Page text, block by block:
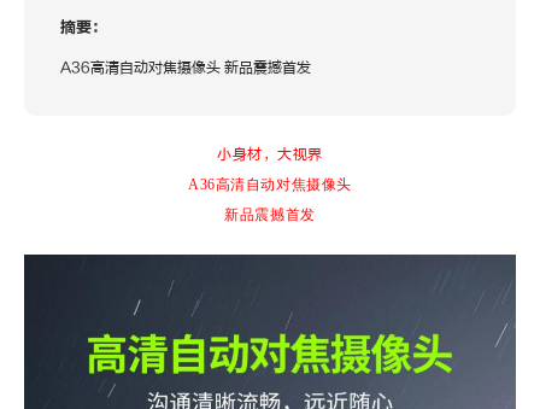
摘要：
A36高清自动对焦摄像头 新品震撼首发
小身材，大视界
A36高清自动对焦摄像头
新品震撼首发